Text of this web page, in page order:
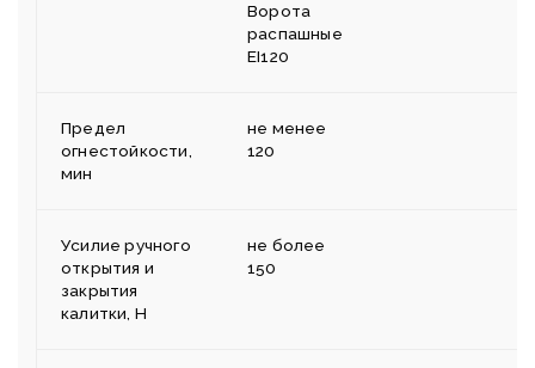
Ворота
распашные
EI120
Предел
огнестойкости,
мин
не менее
120
Усилие ручного
открытия и
закрытия
калитки, H
не более
150